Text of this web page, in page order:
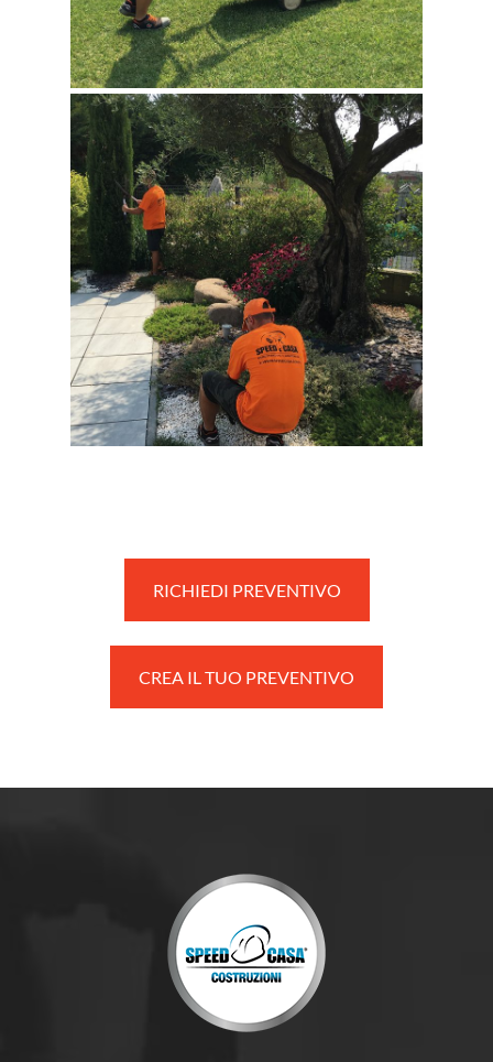
RICHIEDI PREVENTIVO
CREA IL TUO PREVENTIVO